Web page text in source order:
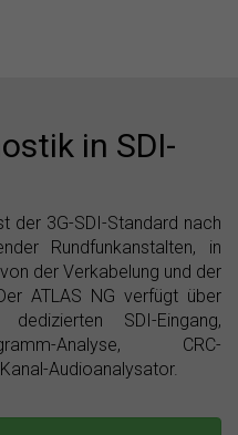
in SDI-
der 3G-SDI-Standard nach
Rundfunkanstalten, in
der Verkabelung und der
ATLAS NG verfügt über
SDI-Eingang,
Analyse, CRC-
Audioanalysator.